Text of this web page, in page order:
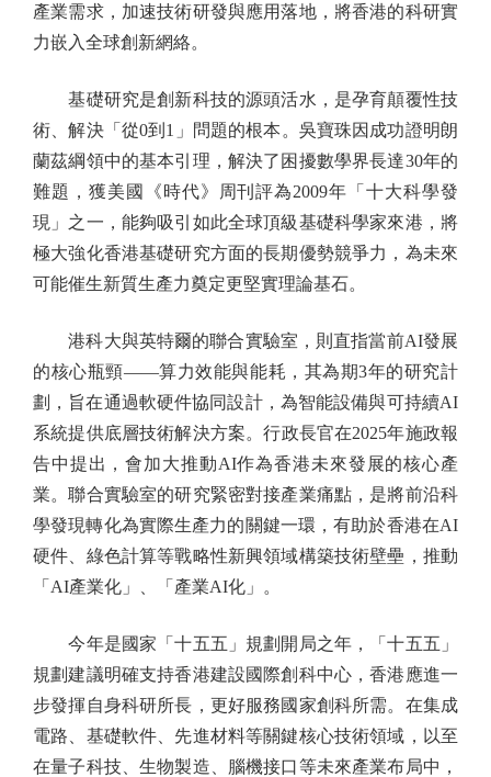
產業需求，加速技術研發與應用落地，將香港的科研實
力嵌入全球創新網絡。
基礎研究是創新科技的源頭活水，是孕育顛覆性技
術、解決「從0到1」問題的根本。吳寶珠因成功證明朗
蘭茲綱領中的基本引理，解決了困擾數學界長達30年的
難題，獲美國《時代》周刊評為2009年「十大科學發
現」之一，能夠吸引如此全球頂級基礎科學家來港，將
極大強化香港基礎研究方面的長期優勢競爭力，為未來
可能催生新質生產力奠定更堅實理論基石。
港科大與英特爾的聯合實驗室，則直指當前AI發展
的核心瓶頸——算力效能與能耗，其為期3年的研究計
劃，旨在通過軟硬件協同設計，為智能設備與可持續AI
系統提供底層技術解決方案。行政長官在2025年施政報
告中提出，會加大推動AI作為香港未來發展的核心產
業。聯合實驗室的研究緊密對接產業痛點，是將前沿科
學發現轉化為實際生產力的關鍵一環，有助於香港在AI
硬件、綠色計算等戰略性新興領域構築技術壁壘，推動
「AI產業化」、「產業AI化」。
今年是國家「十五五」規劃開局之年，「十五五」
規劃建議明確支持香港建設國際創科中心，香港應進一
步發揮自身科研所長，更好服務國家創科所需。在集成
電路、基礎軟件、先進材料等關鍵核心技術領域，以至
在量子科技、生物製造、腦機接口等未來產業布局中，